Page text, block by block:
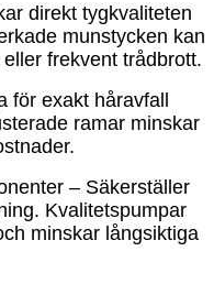
direkt tygkvaliteten
munstycken kan
frekvent trådbrott.
för exakt håravfall
ramar minskar
– Säkerställer
Kvalitetspumpar
minskar långsiktiga